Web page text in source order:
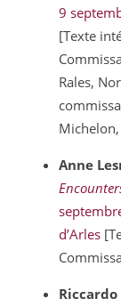
9
[Texte
Rales,
Anne
d’Arles
Riccardo